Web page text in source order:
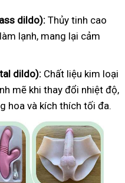
dildo): Thủy tinh cao
lạnh, mang lại cảm
dildo): Chất liệu kim loại
mẽ khi thay đổi nhiệt độ,
hoa và kích thích tối đa.